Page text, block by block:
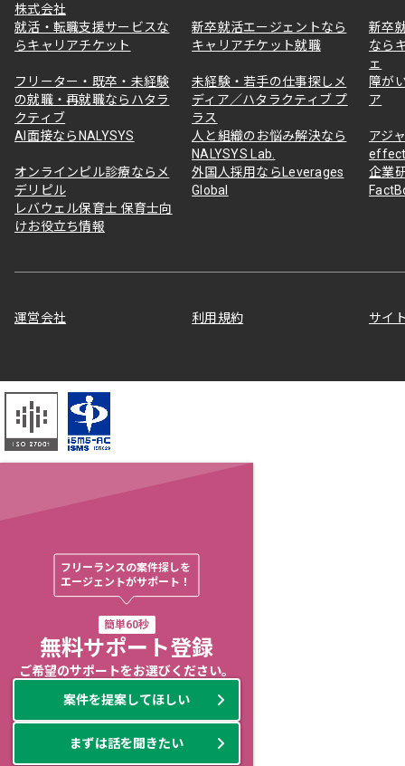
株式会社
就活・転職支援サービスな
らキャリアチケット
新卒就活エージェントなら
キャリアチケット就職
新卒
なら
ェ
フリーター・既卒・未経験
の就職・再就職ならハタラ
クティブ
未経験・若手の仕事探しメ
ディア／ハタラクティブ プ
ラス
障が
ア
AI面接ならNALYSYS
人と組織のお悩み解決なら
NALYSYS Lab.
アジ
オンラインピル診療ならメ
デリピル
外国人採用ならLeverages
Global
企業
レバウェル保育士 保育士向
けお役立ち情報
運営会社 利用規約 サイ
フリーランスの案件探しを
エージェントがサポート！
簡単60秒
無料サポート登録
ご希望のサポートをお選びください。
案件を提案してほしい
まずは話を聞きたい